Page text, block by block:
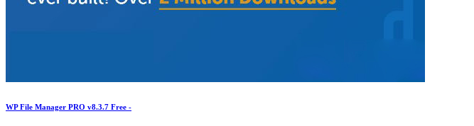
WP File Manager PRO v8.3.7 Free -